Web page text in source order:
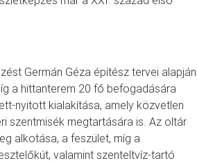
Germán Géza építész tervei alapján
a hittanterem 20 fő befogadására
nyitott kialakítása, amely közvetlen
szentmisék megtartására is. Az oltár
alkotása, a feszület, míg a
valamint szenteltvíz-tartó